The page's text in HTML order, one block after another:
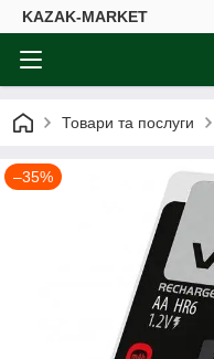
KAZAK-MARKET
Товари та послуги
–35%